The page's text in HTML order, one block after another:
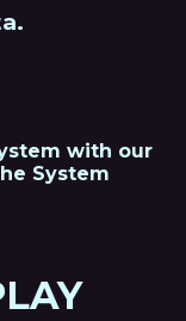
with our
System